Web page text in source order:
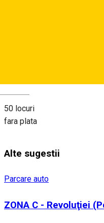
50 locuri
fara plata
Alte sugestii
Parcare auto
ZONA C - Revoluţiei